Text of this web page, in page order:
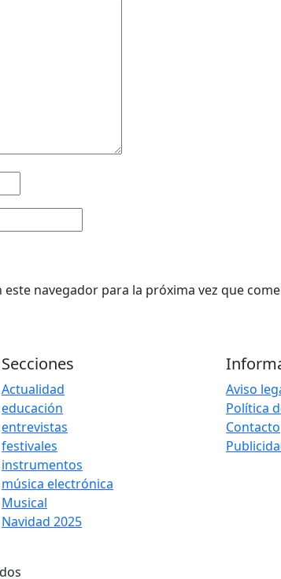
navegador para la próxima vez que
Secciones
Actualidad
educación
entrevistas
festivales
instrumentos
música electrónica
Musical
Navidad 2025
Aviso
Política
Contacto